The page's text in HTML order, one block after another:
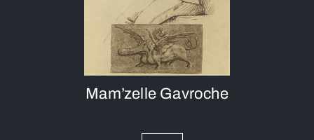
Mam’zelle Gavroche